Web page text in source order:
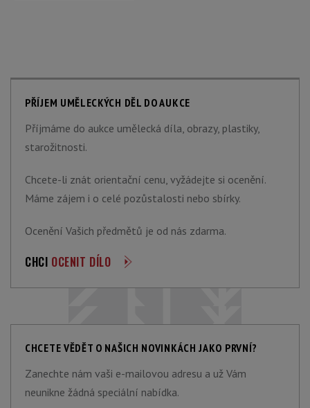
PŘÍJEM UMĚLECKÝCH DĚL DO AUKCE
Příjmáme do aukce umělecká díla, obrazy, plastiky,
starožitnosti.
Chcete-li znát orientační cenu, vyžádejte si ocenění.
Máme zájem i o celé pozůstalosti nebo sbírky.
Ocenění Vašich předmětů je od nás zdarma.
CHCI OCENIT DÍLO
CHCETE VĚDĚT O NAŠICH NOVINKÁCH JAKO PRVNÍ?
Zanechte nám vaši e-mailovou adresu a už Vám
neunikne žádná speciální nabídka.